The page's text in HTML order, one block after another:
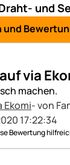
und
und
via
machen.
Ekomi- von
17:22:34
Bewertung